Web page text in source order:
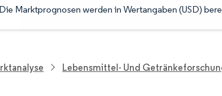
Marktprognosen werden in Wertangaben (USD)
Lebensmittel- Und